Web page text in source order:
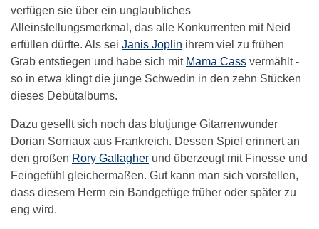
verfügen sie über ein unglaubliches
Alleinstellungsmerkmal, das alle Konkurrenten mit Neid
erfüllen dürfte. Als sei Janis Joplin ihrem viel zu frühen
Grab entstiegen und habe sich mit Mama Cass vermählt -
so in etwa klingt die junge Schwedin in den zehn Stücken
dieses Debütalbums.
Dazu gesellt sich noch das blutjunge Gitarrenwunder
Dorian Sorriaux aus Frankreich. Dessen Spiel erinnert an
den großen Rory Gallagher und überzeugt mit Finesse und
Feingefühl gleichermaßen. Gut kann man sich vorstellen,
dass diesem Herrn ein Bandgefüge früher oder später zu
eng wird.